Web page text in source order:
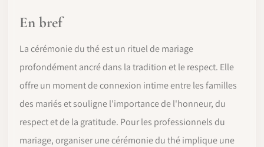
En bref
La cérémonie du thé est un rituel de mariage
profondément ancré dans la tradition et le respect. Elle
offre un moment de connexion intime entre les familles
des mariés et souligne l'importance de l'honneur, du
respect et de la gratitude. Pour les professionnels du
mariage, organiser une cérémonie du thé implique une